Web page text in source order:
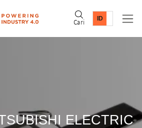
Cari
ELECTRIC